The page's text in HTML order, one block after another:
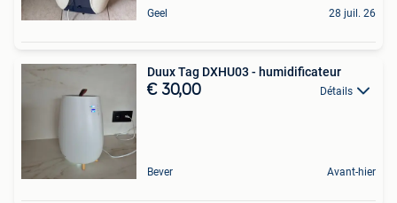
Geel 28 juil. 26
Duux Tag DXHU03 - humidificateur
€ 30,00 Détails
Bever Avant-hier